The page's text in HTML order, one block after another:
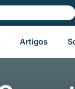
Artigos